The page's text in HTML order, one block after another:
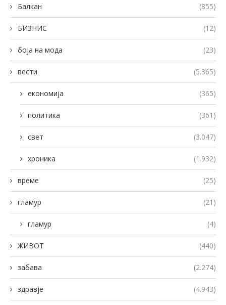
Балкан (855)
БИЗНИС (12)
боја на мода (23)
вести (5.365)
економија (365)
политика (361)
свет (3.047)
хроника (1.932)
време (25)
гламур (21)
гламур (4)
ЖИВОТ (440)
забава (2.274)
здравје (4.943)